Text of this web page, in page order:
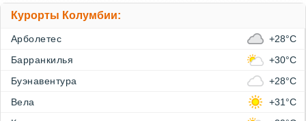
Курорты Колумбии:
Арболетес
+28°C
Барранкилья
+30°C
Буэнавентура
+28°C
Вела
+31°C